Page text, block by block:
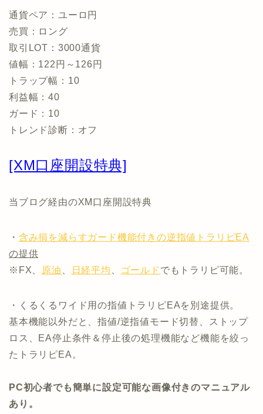
通貨ペア：ユーロ円
売買：ロング
取引LOT：3000通貨
値幅：122円～126円
トラップ幅：10
利益幅：40
ガード：10
トレンド診断：オフ
[XM口座開設特典]
当ブログ経由のXM口座開設特典
・ 含み損を減らすガード機能付きの逆指値トラリピEA
の提供
※FX、
原油 日経平均 ゴールド でもトラリピ可能。
・くるくるワイド用の指値トラリピEAを別途提供。
基本機能以外だと、指値/逆指値モード切替、ストップ
ロス、EA停止条件＆停止後の処理機能など機能を絞っ
たトラリピEA。
PC初心者でも簡単に設定可能な画像付きのマニュアル
あり。